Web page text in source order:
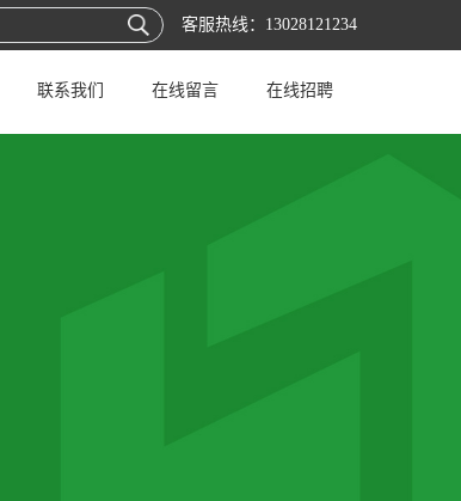
客服热线： 13028121234
联系我们 在线留言 在线招聘